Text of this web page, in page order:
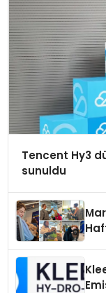
Tencent Hy3
sunuldu